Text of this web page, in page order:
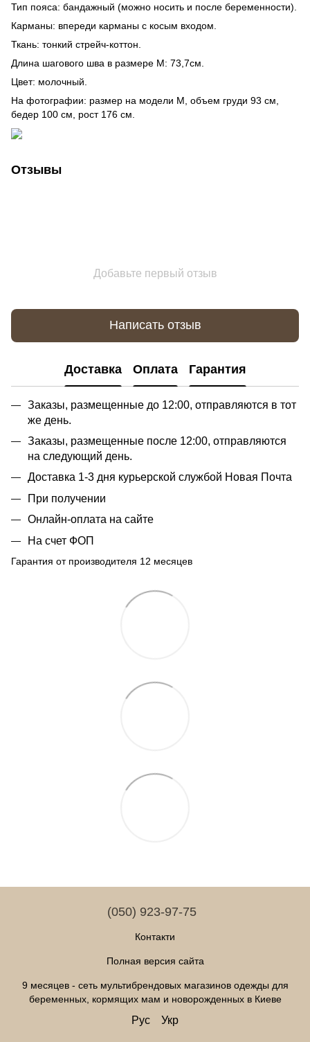
Тип пояса: бандажный (можно носить и после беременности).
Карманы: впереди карманы с косым входом.
Ткань: тонкий стрейч-коттон.
Длина шагового шва в размере М: 73,7см.
Цвет: молочный.
На фотографии: размер на модели М, объем груди 93 см,
бедер 100 см, рост 176 см.
Отзывы
Добавьте первый отзыв
Написать отзыв
Доставка Оплата Гарантия
Заказы, размещенные до 12:00, отправляются в тот
же день.
Заказы, размещенные после 12:00, отправляются
на следующий день.
Доставка 1-3 дня курьерской службой Новая Почта
При получении
Онлайн-оплата на сайте
На счет ФОП
Гарантия от производителя 12 месяцев
(050) 923-97-75
Контакти
Полная версия сайта
9 месяцев - сеть мультибрендовых магазинов одежды для
беременных, кормящих мам и новорожденных в Киеве
Рус Укр